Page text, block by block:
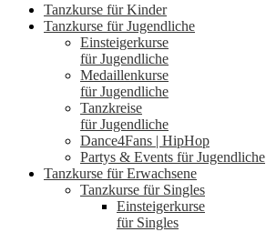
Tanzkurse für Kinder
Tanzkurse für Jugendliche
Einsteigerkurse
für Jugendliche
Medaillenkurse
für Jugendliche
Tanzkreise
für Jugendliche
Dance4Fans | HipHop
Partys & Events für Jugendliche
Tanzkurse für Erwachsene
Tanzkurse für Singles
Einsteigerkurse
für Singles